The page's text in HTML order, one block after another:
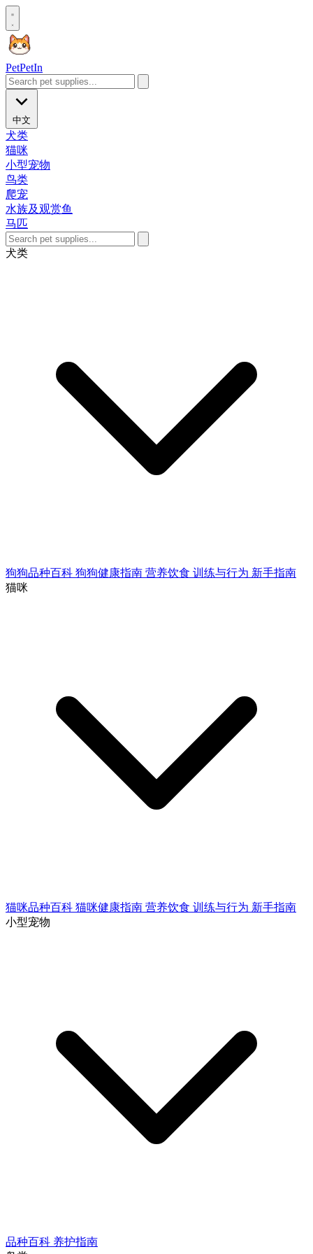
PetPetIn
中文
犬类
猫咪
小型宠物
鸟类
爬宠
水族及观赏鱼
马匹
犬类
狗狗品种百科 狗狗健康指南 营养饮食 训练与行为 新手指南
猫咪
猫咪品种百科 猫咪健康指南 营养饮食 训练与行为 新手指南
小型宠物
品种百科 养护指南